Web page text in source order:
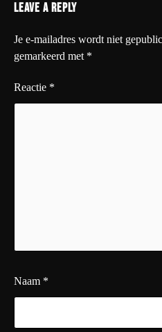
Leave a Reply
Je e-mailadres wordt niet
gemarkeerd met *
Reactie *
Naam *